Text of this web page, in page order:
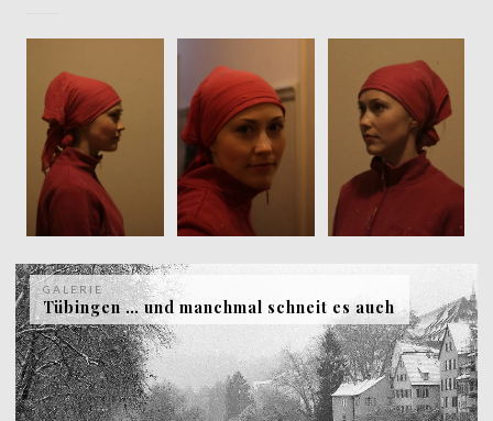
GALERIE
Tübingen … und manchmal schneit es auch